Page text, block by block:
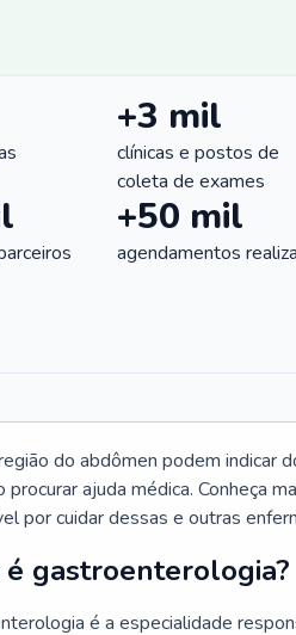
+3 mil
clínicas e postos de
coleta de exames
+50 mil
agendamentos
do abdômen podem indicar
procurar ajuda médica. Conheça
por cuidar dessas e outras
é gastroenterologia?
é a especialidade